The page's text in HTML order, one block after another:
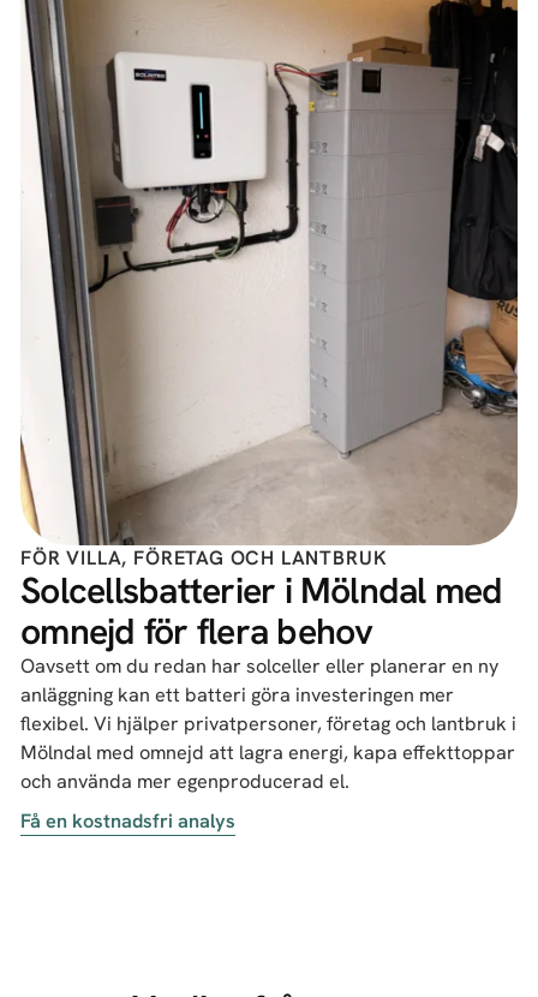
FÖR VILLA, FÖRETAG OCH LANTBRUK
Solcellsbatterier i Mölndal med
omnejd för flera behov
Oavsett om du redan har solceller eller planerar en ny
anläggning kan ett batteri göra investeringen mer
flexibel. Vi hjälper privatpersoner, företag och lantbruk i
Mölndal med omnejd att lagra energi, kapa effekttoppar
och använda mer egenproducerad el.
Få en kostnadsfri analys